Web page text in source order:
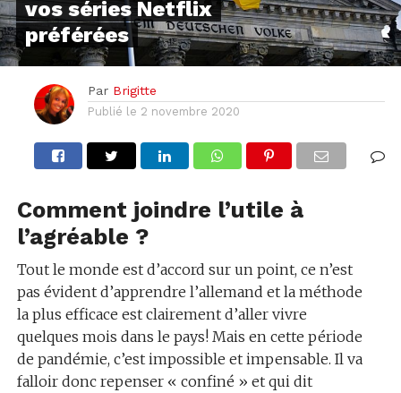
vos séries Netflix
préférées
Par Brigitte
Publié le 2 novembre 2020
Comment joindre l’utile à
l’agréable ?
Tout le monde est d’accord sur un point, ce n’est
pas évident d’apprendre l’allemand et la méthode
la plus efficace est clairement d’aller vivre
quelques mois dans le pays! Mais en cette période
de pandémie, c’est impossible et impensable. Il va
falloir donc repenser « confiné » et qui dit